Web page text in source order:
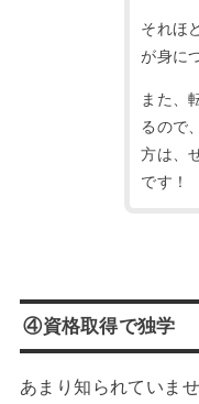
それほ
が身に
また、
るので
方は、
です！
④資格取得で独学
あまり知られていま